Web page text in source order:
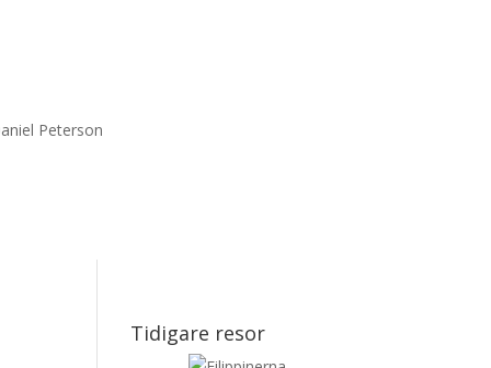
Peterson
Tidigare resor